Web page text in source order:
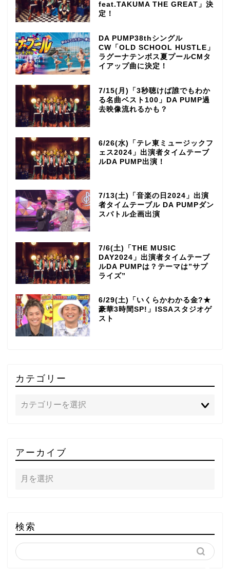
feat.TAKUMA THE GREAT」決
定！
DA PUMP38thシングル
CW「OLD SCHOOL HUSTLE」
ラグーナテンボス夏プールCMタ
イアップ曲に決定！
7/15(月)「3秒聴けば誰でもわか
る名曲ベスト100」DA PUMP過
去映像流れるかも？
6/26(水)「テレ東ミュージックフ
ェス2024」出演者タイムテーブ
ルDA PUMP出演！
7/13(土)「音楽の日2024」出演
者タイムテーブル DA PUMPダン
スバトル企画出演
7/6(土)「THE MUSIC
DAY2024」出演者タイムテーブ
ルDA PUMPは？テーマは”サプ
ライズ”
6/29(土)「いくらかわかる金?★
豪華3時間SP!」ISSAスタジオゲ
スト
カテゴリー
アーカイブ
検索
～DA PUMP YORIの晴れ
ばれラジオ～